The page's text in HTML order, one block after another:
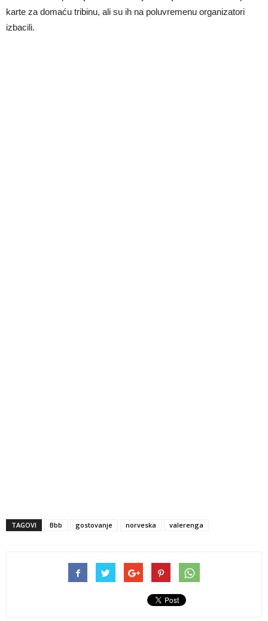
karte za domaću tribinu, ali su ih na poluvremenu organizatori
izbacili.
TAGOVI Bbb gostovanje norveska valerenga